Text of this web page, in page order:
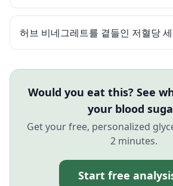
허브 비네그레트를 곁들인 저혈당
Would you eat this? See
your blood
Get your free, personalized
2 minutes.
Start free